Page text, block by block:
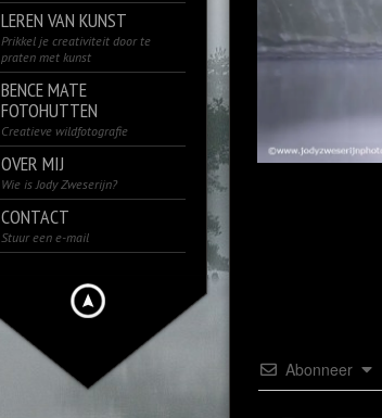
LEREN VAN KUNST
Prikkel je creativiteit door te
praten met kunst
BENCE MATE
FOTOHUTTEN
Creatieve wildfotografie
OVER MIJ
Wie is Jody Zweserijn?
CONTACT
Stuur een e-mail
Abonneer